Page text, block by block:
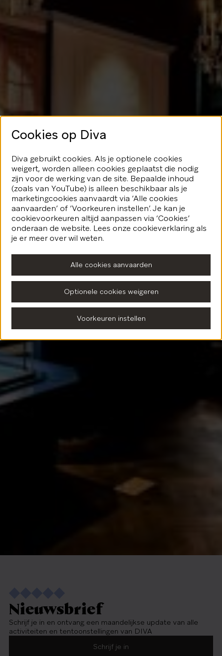
Geen glans
hier
We speelden je blijkbaar even
kwijt...Geen nood, er valt nog veel
fonkeling te ontdekken.
Terug naar de homepagina
Nieuwsbrief
Schrijf je in en ontvang een maandelijkse update van alle
activiteiten en tentoonstellingen van DIVA
Schrijf je in
Cookies op Diva
Diva gebruikt cookies. Als je optionele cookies
weigert, worden alleen cookies geplaatst die nodig
zijn voor de werking van de site. Bepaalde inhoud
(zoals van YouTube) is alleen beschikbaar als je
marketingcookies aanvaardt via ‘Alle cookies
aanvaarden’ of ‘Voorkeuren instellen’. Je kan je
cookievoorkeuren altijd aanpassen via ‘Cookies’
onderaan de website. Lees onze cookieverklaring als
je er meer over wil weten.
Alle cookies aanvaarden
Optionele cookies weigeren
Voorkeuren instellen